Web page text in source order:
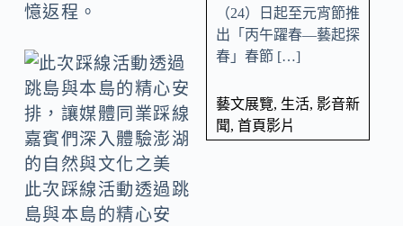
憶返程。
此次踩線活動透過跳
島與本島的精心安
（24）日起至元宵節推
出「丙午躍春—藝起探
春」春節 […]
藝文展覽, 生活, 影音新
聞, 首頁影片